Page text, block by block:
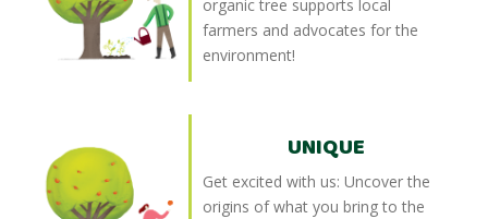
organic tree supports local
farmers and advocates for the
environment!
UNIQUE
Get excited with us: Uncover the
origins of what you bring to the